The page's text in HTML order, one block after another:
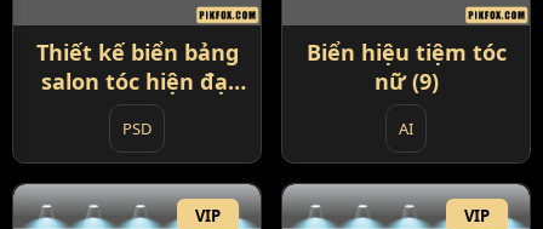
Thiết kế biển bảng
salon tóc hiện đại
(8)
PSD
Biển hiệu tiệm tóc
nữ (9)
AI
VIP VIP